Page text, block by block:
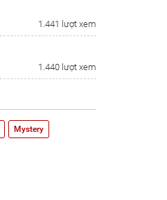
1.441 lượt xem
1.440 lượt xem
Mystery